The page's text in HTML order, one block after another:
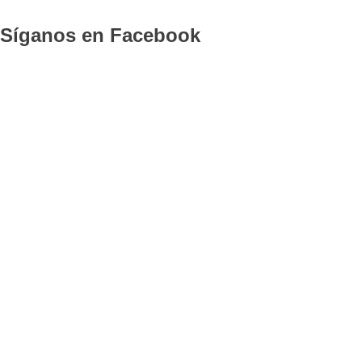
Síganos en Facebook